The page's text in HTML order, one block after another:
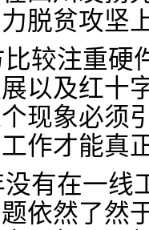
脱贫攻坚
较注重硬
以及红十
现象必须
作才能真
有在一线
依然了然